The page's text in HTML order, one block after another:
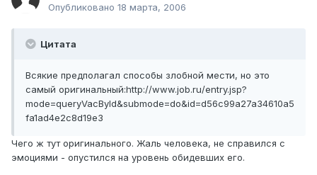
Опубликовано 18 марта, 2006
Цитата
Всякие предполагал способы злобной мести, но это
самый оригинальный:http://www.job.ru/entry.jsp?
mode=queryVacById&submode=do&id=d56c99a27a34610a5
fa1ad4e2c8d19e3
Чего ж тут оригинального. Жаль человека, не справился с
эмоциями - опустился на уровень обидевших его.